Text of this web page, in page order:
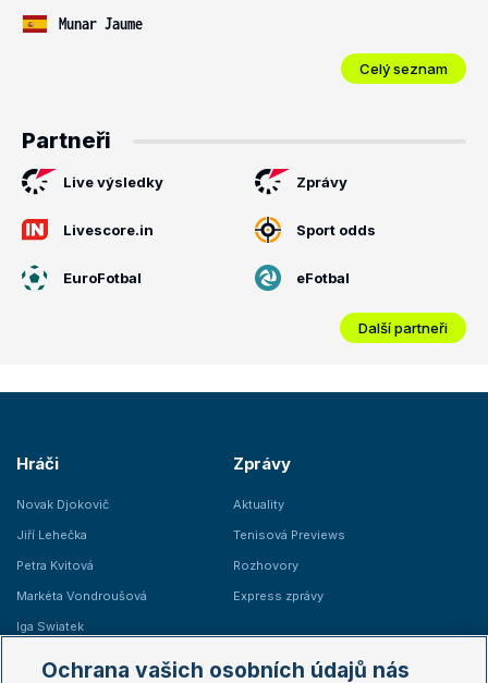
Munar Jaume
Celý seznam
Partneři
Live výsledky Zprávy
Livescore.in Sport odds
EuroFotbal eFotbal
Další partneři
Hráči
Novak Djokovič
Jiří Lehečka
Petra Kvitová
Markéta Vondroušová
Iga Swiatek
Zprávy
Aktuality
Tenisová Previews
Rozhovory
Express zprávy
Ochrana vašich osobních údajů nás